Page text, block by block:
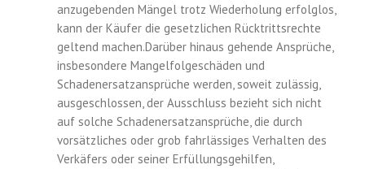
anzugebenden Mängel trotz Wiederholung erfolglos,
kann der Käufer die gesetzlichen Rücktrittsrechte
geltend machen.Darüber hinaus gehende Ansprüche,
insbesondere Mangelfolgeschäden und
Schadenersatzansprüche werden, soweit zulässig,
ausgeschlossen, der Ausschluss bezieht sich nicht
auf solche Schadenersatzansprüche, die durch
vorsätzliches oder grob fahrlässiges Verhalten des
Verkäfers oder seiner Erfüllungsgehilfen,